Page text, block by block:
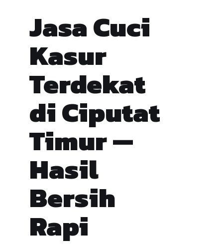
Jasa Cuci
Kasur
Terdekat
di Ciputat
Timur —
Hasil
Bersih
Rapi